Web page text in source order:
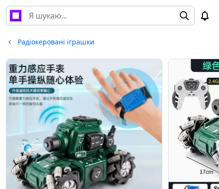
Радіокеровані іграшки